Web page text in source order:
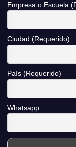
Empresa o Escuela
Ciudad (Requerido)
País (Requerido)
Whatsapp